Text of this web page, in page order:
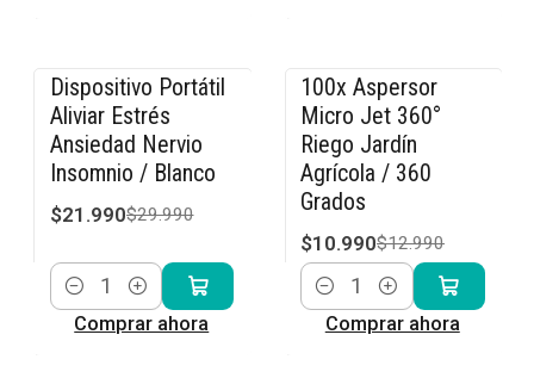
-27% OFF
Dispositivo Portátil
Aliviar Estrés
Ansiedad Nervio
Insomnio / Blanco
$21.990$29.990
Cantidad
Comprar ahora
-15% OFF
100x Aspersor
Micro Jet 360°
Riego Jardín
Agrícola / 360
Grados
$10.990$12.990
Cantidad
Comprar ahora